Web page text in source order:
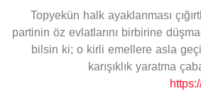
Topyekün halk ayaklanması
partinin öz evlatlarını birbirine
bilsin ki; o kirli emellere asla
karışıklık yaratma